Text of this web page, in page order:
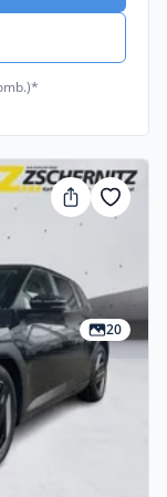
20
als